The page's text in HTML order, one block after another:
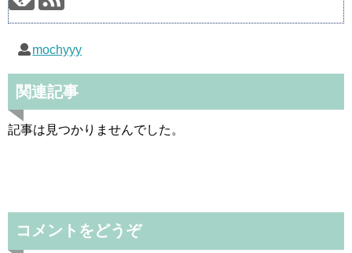
mochyyy
関連記事
記事は見つかりませんでした。
コメントをどうぞ